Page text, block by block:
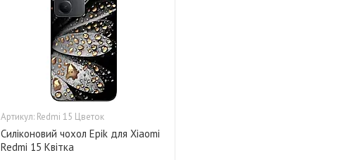
Redmi 15 Цветок
Силіконовий чохол Epik для Xiaomi
Redmi 15 Квітка